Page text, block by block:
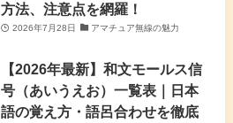
方法、注意点を網羅！
2026年7月28日 アマチュア無線の魅力
【2026年最新】和文モールス信
号（あいうえお）一覧表｜日本
語の覚え方・語呂合わせを徹底